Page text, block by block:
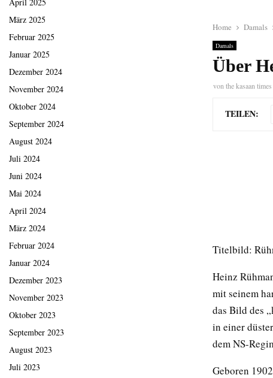
Home Damals
Damals
Über
vonthe kasaan times
TEILEN:
Titelbild:
Heinz
mit seinem
das Bild des
in einer
dem NS-
Geboren
April 2025
März 2025
Februar 2025
Januar 2025
Dezember 2024
November 2024
Oktober 2024
September 2024
August 2024
Juli 2024
Juni 2024
Mai 2024
April 2024
März 2024
Februar 2024
Januar 2024
Dezember 2023
November 2023
Oktober 2023
September 2023
August 2023
Juli 2023